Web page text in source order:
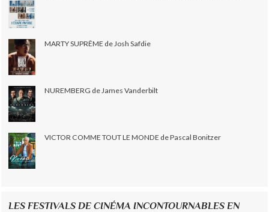
MARTY SUPRÊME de Josh Safdie
NUREMBERG de James Vanderbilt
VICTOR COMME TOUT LE MONDE de Pascal Bonitzer
LES FESTIVALS DE CINÉMA INCONTOURNABLES EN